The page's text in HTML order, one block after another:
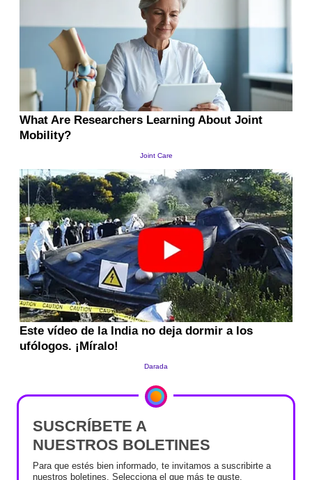
SUSCRÍBETE A
NUESTROS BOLETINES
Para que estés bien informado, te invitamos a suscribirte a
nuestros boletines. Selecciona el que más te guste.